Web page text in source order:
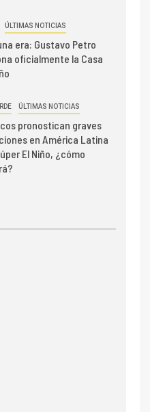
ÚLTIMAS NOTICIAS
era: Gustavo Petro
oficialmente la Casa
ÚLTIMAS NOTICIAS
pronostican graves
en América Latina
El Niño, ¿cómo